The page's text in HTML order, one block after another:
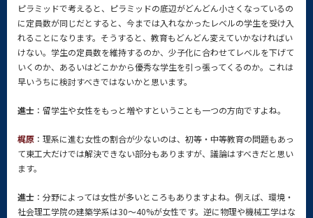
ピラミッドで考えると、ピラミッドの底辺がどんどん小さくなっているの
に定員数が同じだとすると、今までは入れなかったレベルの学生を受け入
れることになります。そうすると、教育もどんどん変えていかなければい
けない。学生の定員数を維持するのか、少子化に合わせてレベルを下げて
いくのか、あるいはどこかから優秀な学生を引っ張ってくるのか。これは
早いうちに検討すべきではないかと思います。
進士 ：留学生や女性をもっと増やすということも一つの方向ですよね。
梶原 ：理系に進む女性の割合が少ないのは、初等・中等教育の問題もあっ
て東工大だけでは解決できない部分もありますが、議論はすべきだと思い
ます。
進士 ：分野によっては女性が多いところもありますよね。例えば、環境・
社会理工学院の建築学系は30～40%が女性です。逆に物理や機械工学はな